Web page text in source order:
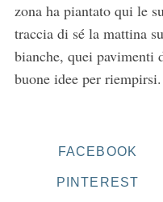
zona ha piantato qui le
traccia di sé la mattina
bianche, quei pavimenti
buone idee per riempirsi.
FACEBOOK
PINTEREST
h
f
o
r